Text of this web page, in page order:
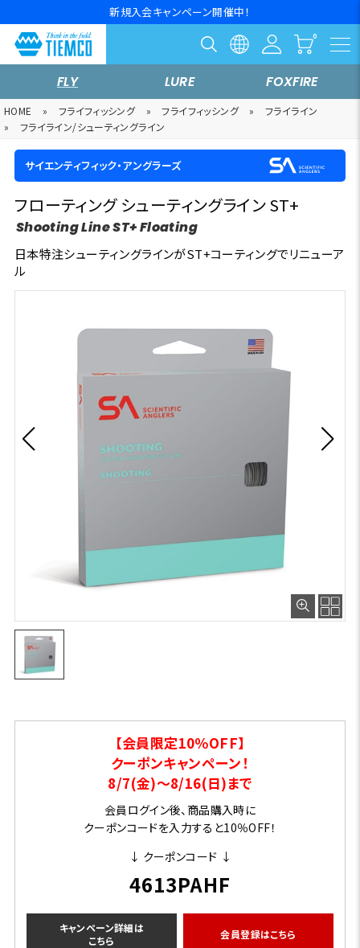
新規入会キャンペーン開催中！
FLY LURE FOXFIRE
HOME » フライフィッシング » フライフィッシング »
フライライン
»
フライライン/シューティングライン
サイエンティフィック・アングラーズ
フローティング シューティングライン ST+
Shooting Line ST+ Floating
日本特注シューティングラインがST+コーティングでリニューア
ル
【会員限定10％OFF】
クーポンキャンペーン！
8/7(金)～8/16(日)まで
会員ログイン後、商品購入時に
クーポンコードを入力すると10％OFF！
↓ クーポンコード ↓
4613PAHF
キャンペーン詳細は
こちら
会員登録はこちら